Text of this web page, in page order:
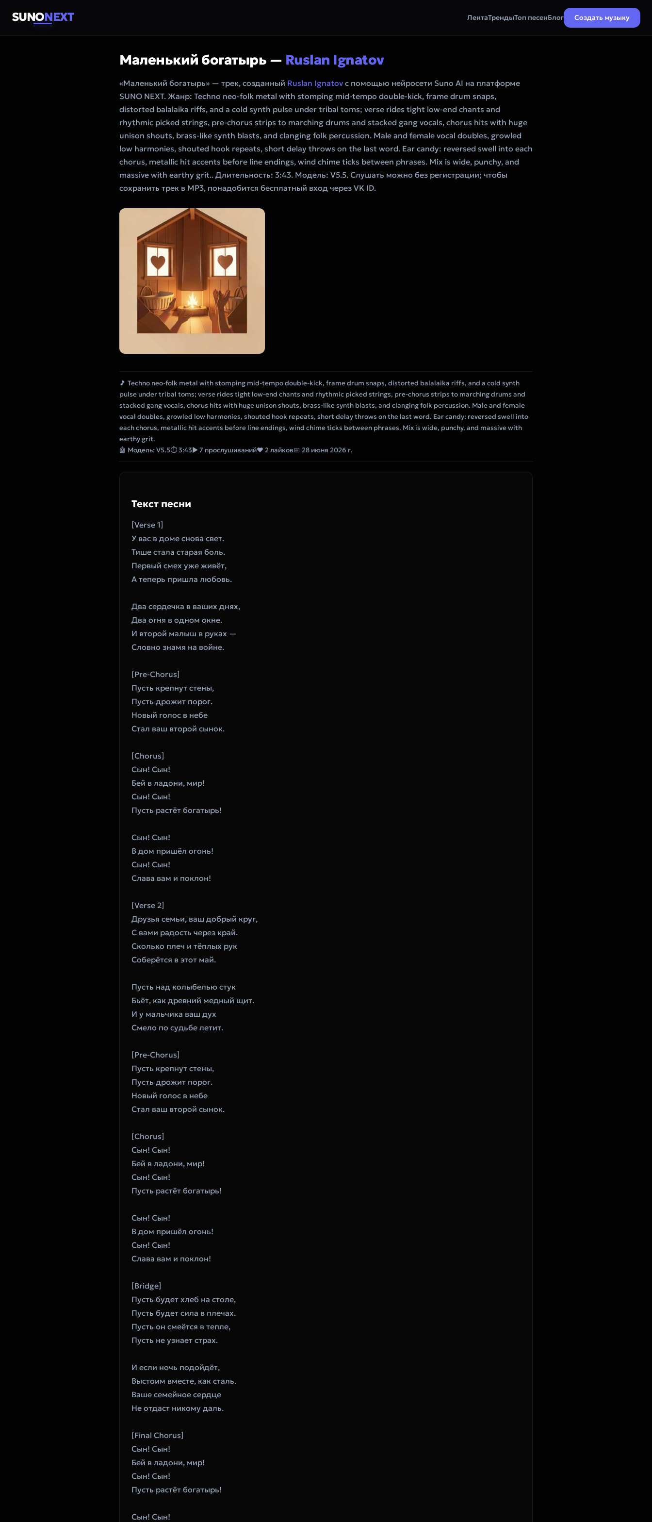
SUNONEXT ЛентаТрендыТоп песенБлог Создать музыку
Маленький богатырь — Ruslan Ignatov
«Маленький богатырь» — трек, созданный Ruslan Ignatov с помощью нейросети Suno AI на платформе
SUNO NEXT. Жанр: Techno neo-folk metal with stomping mid-tempo double-kick, frame drum snaps,
distorted balalaika riffs, and a cold synth pulse under tribal toms; verse rides tight low-end chants and
rhythmic picked strings, pre-chorus strips to marching drums and stacked gang vocals, chorus hits with huge
unison shouts, brass-like synth blasts, and clanging folk percussion. Male and female vocal doubles, growled
low harmonies, shouted hook repeats, short delay throws on the last word. Ear candy: reversed swell into each
chorus, metallic hit accents before line endings, wind chime ticks between phrases. Mix is wide, punchy, and
massive with earthy grit.. Длительность: 3:43. Модель: V5.5. Слушать можно без регистрации; чтобы
сохранить трек в MP3, понадобится бесплатный вход через VK ID.
🎵 Techno neo-folk metal with stomping mid-tempo double-kick, frame drum snaps, distorted balalaika riffs, and a cold synth
pulse under tribal toms; verse rides tight low-end chants and rhythmic picked strings, pre-chorus strips to marching drums and
stacked gang vocals, chorus hits with huge unison shouts, brass-like synth blasts, and clanging folk percussion. Male and female
vocal doubles, growled low harmonies, shouted hook repeats, short delay throws on the last word. Ear candy: reversed swell into
each chorus, metallic hit accents before line endings, wind chime ticks between phrases. Mix is wide, punchy, and massive with
earthy grit.
🤖 Модель: V5.5⏱ 3:43▶ 7 прослушиваний❤ 2 лайков📅 28 июня 2026 г.
Текст песни
[Verse 1]
У вас в доме снова свет.
Тише стала старая боль.
Первый смех уже живёт,
А теперь пришла любовь.
Два сердечка в ваших днях,
Два огня в одном окне.
И второй малыш в руках —
Словно знамя на войне.
[Pre-Chorus]
Пусть крепнут стены,
Пусть дрожит порог.
Новый голос в небе
Стал ваш второй сынок.
[Chorus]
Сын! Сын!
Бей в ладони, мир!
Сын! Сын!
Пусть растёт богатырь!
Сын! Сын!
В дом пришёл огонь!
Сын! Сын!
Слава вам и поклон!
[Verse 2]
Друзья семьи, ваш добрый круг,
С вами радость через край.
Сколько плеч и тёплых рук
Соберётся в этот май.
Пусть над колыбелью стук
Бьёт, как древний медный щит.
И у мальчика ваш дух
Смело по судьбе летит.
[Pre-Chorus]
Пусть крепнут стены,
Пусть дрожит порог.
Новый голос в небе
Стал ваш второй сынок.
[Chorus]
Сын! Сын!
Бей в ладони, мир!
Сын! Сын!
Пусть растёт богатырь!
Сын! Сын!
В дом пришёл огонь!
Сын! Сын!
Слава вам и поклон!
[Bridge]
Пусть будет хлеб на столе,
Пусть будет сила в плечах.
Пусть он смеётся в тепле,
Пусть не узнает страх.
И если ночь подойдёт,
Выстоим вместе, как сталь.
Ваше семейное сердце
Не отдаст никому даль.
[Final Chorus]
Сын! Сын!
Бей в ладони, мир!
Сын! Сын!
Пусть растёт богатырь!
Сын! Сын!